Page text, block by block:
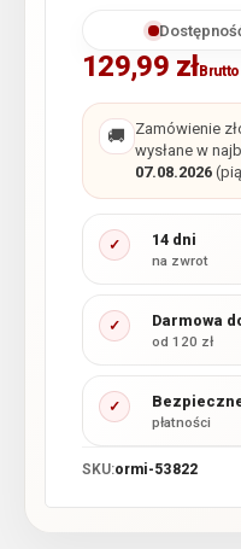
129,99 złBrutto
🚚 Zamówienie
wysłane w
07.08.2026
✓ 14 dni
na zwrot
✓ Darmowa
od 120 zł
✓
płatności
SKU:ormi-53822